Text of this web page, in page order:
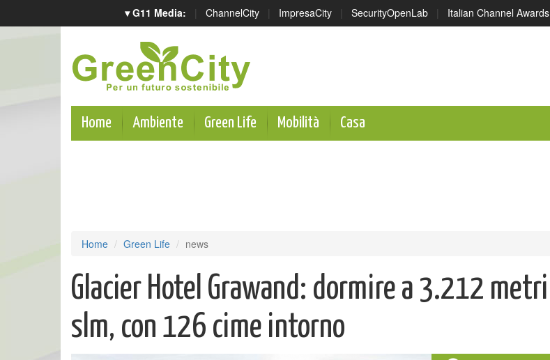
▾ G11 Media: | ChannelCity | ImpresaCity | SecurityOpenLab | Italian Channel Awards
Home Ambiente Green Life Mobilità Casa
Home Green Life news
Glacier Hotel Grawand: dormire a 3.212 metri
slm, con 126 cime intorno